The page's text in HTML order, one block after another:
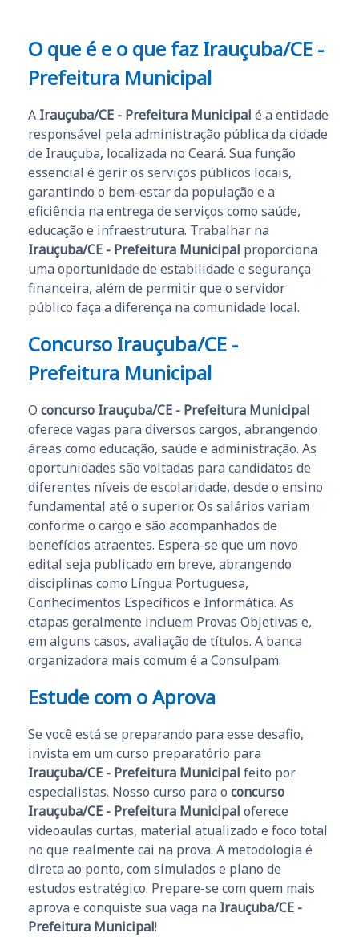
O que é e o que faz Irauçuba/CE -
Prefeitura Municipal
A Irauçuba/CE - Prefeitura Municipal é a entidade
responsável pela administração pública da cidade
de Irauçuba, localizada no Ceará. Sua função
essencial é gerir os serviços públicos locais,
garantindo o bem-estar da população e a
eficiência na entrega de serviços como saúde,
educação e infraestrutura. Trabalhar na
Irauçuba/CE - Prefeitura Municipal proporciona
uma oportunidade de estabilidade e segurança
financeira, além de permitir que o servidor
público faça a diferença na comunidade local.
Concurso Irauçuba/CE -
Prefeitura Municipal
O concurso Irauçuba/CE - Prefeitura Municipal
oferece vagas para diversos cargos, abrangendo
áreas como educação, saúde e administração. As
oportunidades são voltadas para candidatos de
diferentes níveis de escolaridade, desde o ensino
fundamental até o superior. Os salários variam
conforme o cargo e são acompanhados de
benefícios atraentes. Espera-se que um novo
edital seja publicado em breve, abrangendo
disciplinas como Língua Portuguesa,
Conhecimentos Específicos e Informática. As
etapas geralmente incluem Provas Objetivas e,
em alguns casos, avaliação de títulos. A banca
organizadora mais comum é a Consulpam.
Estude com o Aprova
Se você está se preparando para esse desafio,
invista em um curso preparatório para
Irauçuba/CE - Prefeitura Municipal feito por
especialistas. Nosso curso para o concurso
Irauçuba/CE - Prefeitura Municipal oferece
videoaulas curtas, material atualizado e foco total
no que realmente cai na prova. A metodologia é
direta ao ponto, com simulados e plano de
estudos estratégico. Prepare-se com quem mais
aprova e conquiste sua vaga na Irauçuba/CE -
Prefeitura Municipal!